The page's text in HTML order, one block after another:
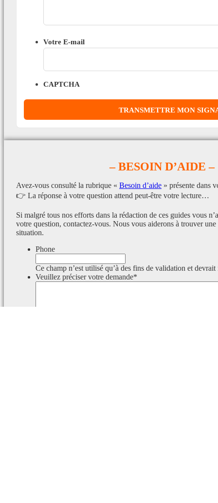
Votre E-mail
CAPTCHA
– BESOIN D’AIDE –
Avez-vous consulté la rubrique « Besoin d’aide » présente dans
👉 La réponse à votre question attend peut-être votre lecture…
Si malgré tous nos efforts dans la rédaction de ces guides vous
votre question, contactez-vous. Nous vous aiderons à trouver
situation.
Phone
Ce champ n’est utilisé qu’à des fins de validation et devrait
Veuillez préciser votre demande*